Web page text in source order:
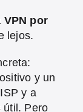
VPN por
lejos.
y un
y a
útil. Pero